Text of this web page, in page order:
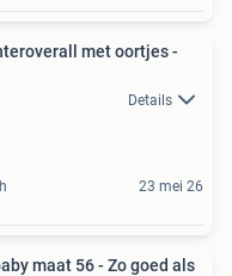
met oortjes -
Details
23 mei 26
maat 56 - Zo goed als